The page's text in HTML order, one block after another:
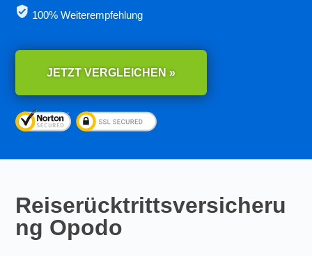
100% Weiterempfehlung
JETZT VERGLEICHEN »
Reiserücktrittsversicheru
ng Opodo